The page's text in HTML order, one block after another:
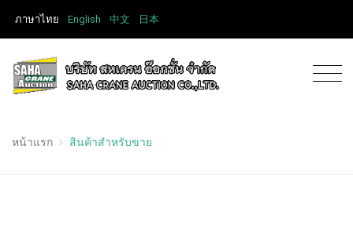
ภาษาไทย English 中文 日本
หน้าแรก สินค้าสำหรับขาย